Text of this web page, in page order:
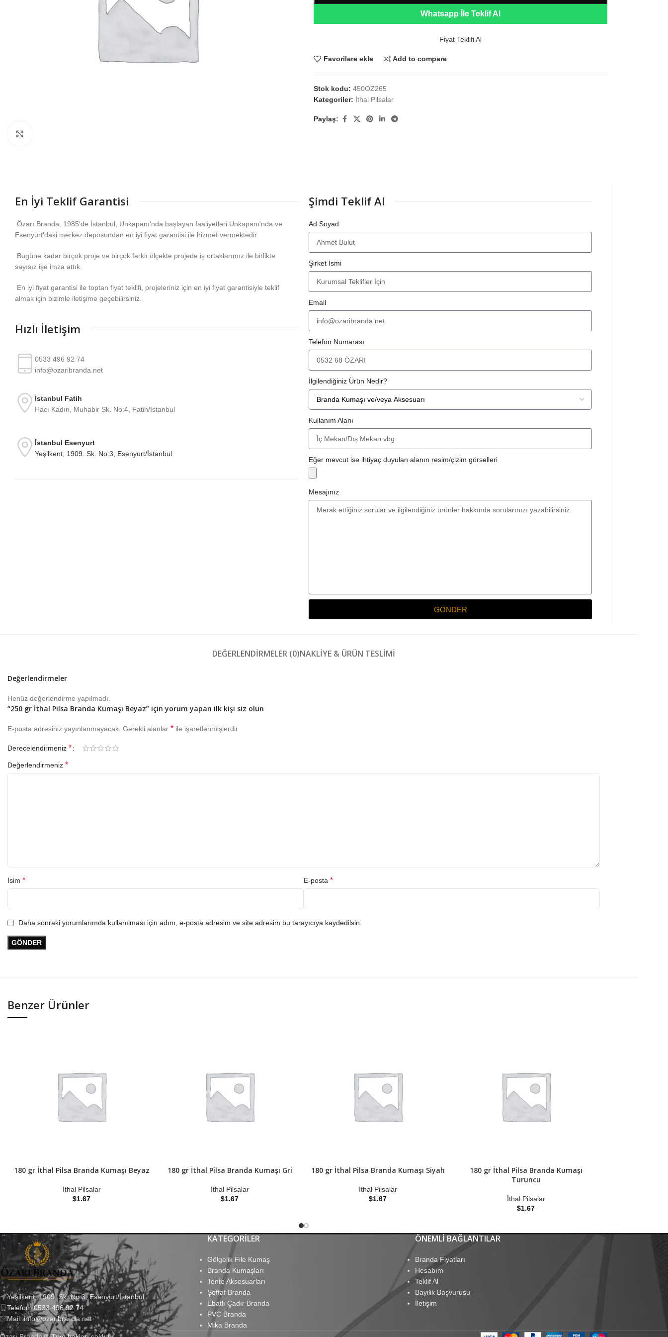
Whatsapp İle Teklif Al
Fiyat Teklifi Al
Favorilere ekle Add to compare
Stok kodu: 450OZ265
Kategoriler: İthal Pilsalar
Paylaş:
En İyi Teklif Garantisi
Özarı Branda, 1985'de İstanbul, Unkapanı'nda başlayan faaliyetleri Unkapanı'nda ve
Esenyurt'daki merkez deposundan en iyi fiyat garantisi ile hizmet vermektedir.
Bugüne kadar birçok proje ve birçok farklı ölçekte projede iş ortaklarımız ile birlikte
sayısız işe imza attık.
En iyi fiyat garantisi ile toptan fiyat teklifi, projeleriniz için en iyi fiyat garantisiyle teklif
almak için bizimle iletişime geçebilirsiniz.
Hızlı İletişim
0533 496 92 74
info@ozaribranda.net
İstanbul Fatih
Hacı Kadın, Muhabir Sk. No:4, Fatih/İstanbul
İstanbul Esenyurt
Yeşilkent, 1909. Sk. No:3, Esenyurt/İstanbul
Şimdi Teklif Al
Ad Soyad
Şirket İsmi
Email
Telefon Numarası
İlgilendiğiniz Ürün Nedir?
Kullanım Alanı
Eğer mevcut ise ihtiyaç duyulan alanın resim/çizim görselleri
Mesajınız
GÖNDER
DEĞERLENDIRMELER (0)NAKLIYE & ÜRÜN TESLIMI
Değerlendirmeler
Henüz değerlendirme yapılmadı.
“250 gr İthal Pilsa Branda Kumaşı Beyaz” için yorum yapan ilk kişi siz olun
E-posta adresiniz yayınlanmayacak. Gerekli alanlar * ile işaretlenmişlerdir
Derecelendirmeniz *
Değerlendirmeniz *
İsim * E-posta *
Daha sonraki yorumlarımda kullanılması için adım, e-posta adresim ve site adresim bu tarayıcıya kaydedilsin.
Benzer Ürünler
180 gr İthal Pilsa Branda Kumaşı Beyaz
İthal Pilsalar
$1.67
180 gr İthal Pilsa Branda Kumaşı Gri
İthal Pilsalar
$1.67
180 gr İthal Pilsa Branda Kumaşı Siyah
İthal Pilsalar
$1.67
180 gr İthal Pilsa Branda Kumaşı
Turuncu
İthal Pilsalar
$1.67
Yeşilkent, 1909. Sk. No:3, Esenyurt/İstanbul
Telefon: 0533 496 92 74
Mail: info@ozaribranda.net
KATEGORILER
Gölgelik File Kumaş
Branda Kumaşları
Tente Aksesuarları
Şeffaf Branda
Ebatlı Çadır Branda
PVC Branda
Mika Branda
ÖNEMLI BAĞLANTILAR
Branda Fiyatları
Hesabım
Teklif Al
Bayilik Başvurusu
İletişim